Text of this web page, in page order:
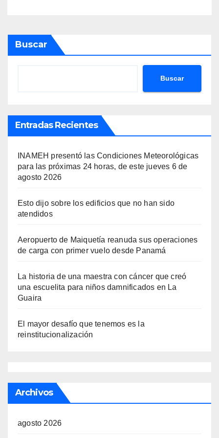
Buscar
Buscar
Entradas Recientes
INAMEH presentó las Condiciones Meteorológicas
para las próximas 24 horas, de este jueves 6 de
agosto 2026
Esto dijo sobre los edificios que no han sido
atendidos
Aeropuerto de Maiquetía reanuda sus operaciones
de carga con primer vuelo desde Panamá
La historia de una maestra con cáncer que creó
una escuelita para niños damnificados en La
Guaira
El mayor desafío que tenemos es la
reinstitucionalización
Archivos
agosto 2026